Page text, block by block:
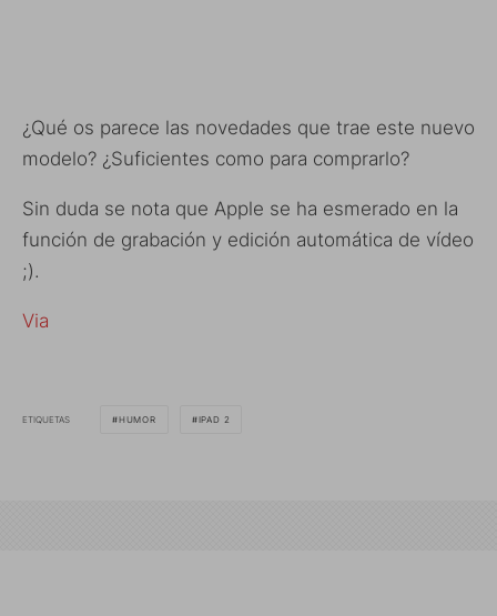
¿Qué os parece las novedades que trae este nuevo
modelo? ¿Suficientes como para comprarlo?
Sin duda se nota que Apple se ha esmerado en la
función de grabación y edición automática de vídeo
;).
Via
ETIQUETAS HUMOR IPAD 2